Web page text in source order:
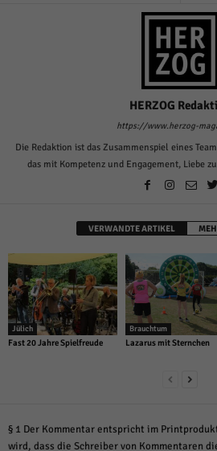
HERZOG
https://www.herzog-
Die Redaktion ist das Zusammenspiel eines
das mit Kompetenz und Engagement, Liebe
VERWANDTE ARTIKEL
Jülich
Fast 20 Jahre Spielfreude
Brauchtum
Lazarus mit Sternchen
§ 1 Der Kommentar entspricht im
wird, dass die Schreiber von Kommentaren